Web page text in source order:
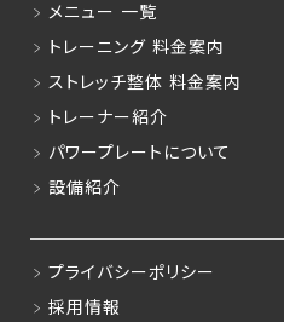
メニュー 一覧
トレーニング 料金案内
ストレッチ整体 料金案内
トレーナー紹介
パワープレートについて
設備紹介
プライバシーポリシー
採用情報